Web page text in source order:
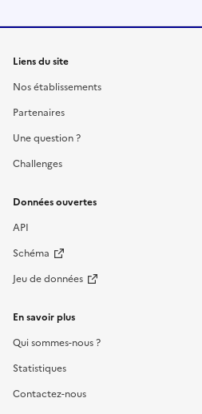
Liens du site
Nos établissements
Partenaires
Une question ?
Challenges
Données ouvertes
API
Schéma
Jeu de données
En savoir plus
Qui sommes-nous ?
Statistiques
Contactez-nous